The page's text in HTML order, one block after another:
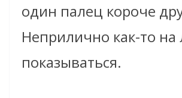
один палец короче
Неприлично как-то
показываться.